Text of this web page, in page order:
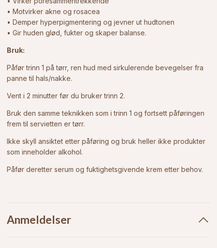
• Motvirker akne og rosacea
• Demper hyperpigmentering og jevner ut hudtonen
• Gir huden glød, fukter og skaper balanse.
Bruk:
Påfør trinn 1 på tørr, ren hud med sirkulerende bevegelser fra
panne til hals/nakke.
Vent i 2 minutter før du bruker trinn 2.
Bruk den samme teknikken som i trinn 1 og fortsett påføringen
frem til servietten er tørr.
Ikke skyll ansiktet etter påføring og bruk heller ikke produkter
som inneholder alkohol.
Påfør deretter serum og fuktighetsgivende krem etter behov.
Anmeldelser